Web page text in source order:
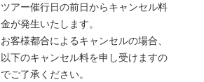
ツアー催行日の前日からキャンセル料
金が発生いたします。
お客様都合によるキャンセルの場合、
以下のキャンセル料を申し受けますの
でご了承ください。